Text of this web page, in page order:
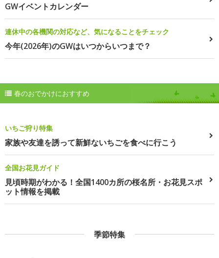
GWイベントカレンダー
連休中の各機関の対応など、気になることをチェック
今年(2026年)のGWはいつからいつまで？
春のおでかけにおすすめ
いちご狩り特集
家族や友達を誘って新鮮ないちごを食べに行こう
全国お花見ガイド
見頃時期がわかる！全国1400カ所の桜名所・お花見スポ
ット情報を掲載
季節特集